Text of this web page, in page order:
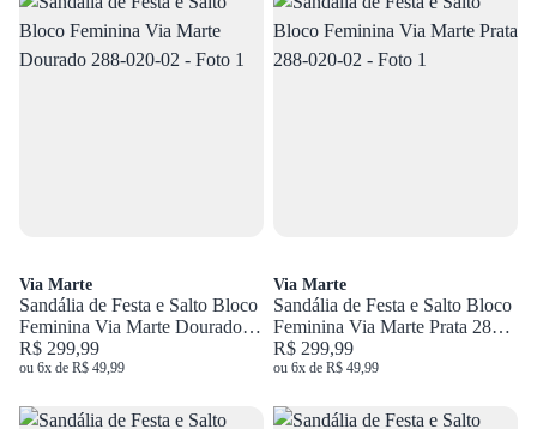
Via Marte
Sandália de Festa e Salto Bloco
Feminina Via Marte Dourado
288-020-02
R$ 299,99
ou 6x de R$ 49,99
Via Marte
Sandália de Festa e Salto Bloco
Feminina Via Marte Prata 288-
020-02
R$ 299,99
ou 6x de R$ 49,99